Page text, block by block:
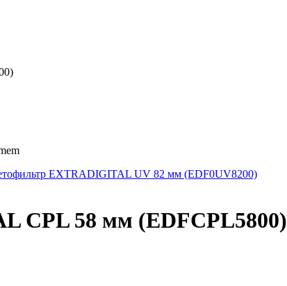
EXTRADIGITAL UV 82 мм (EDF0UV8200)
CPL 58 мм (EDFCPL5800)